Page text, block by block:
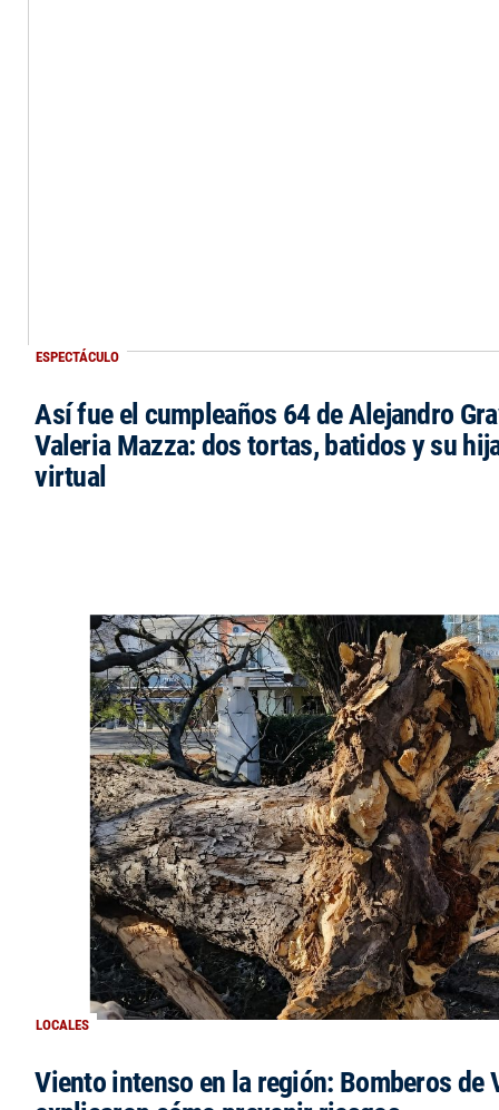
ESPECTÁCULO
Así fue el cumpleaños 64 de Alejandro
Valeria Mazza: dos tortas, batidos y su
virtual
LOCALES
Viento intenso en la región: Bomberos de